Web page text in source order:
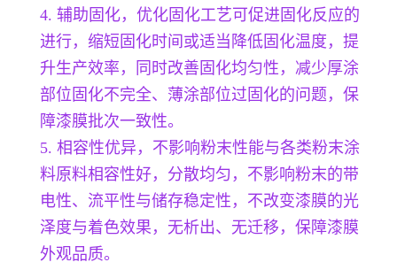
4. 辅助固化，优化固化工艺可促进固化反应的
进行，缩短固化时间或适当降低固化温度，提
升生产效率，同时改善固化均匀性，减少厚涂
部位固化不完全、薄涂部位过固化的问题，保
障漆膜批次一致性。
5. 相容性优异，不影响粉末性能与各类粉末涂
料原料相容性好，分散均匀，不影响粉末的带
电性、流平性与储存稳定性，不改变漆膜的光
泽度与着色效果，无析出、无迁移，保障漆膜
外观品质。